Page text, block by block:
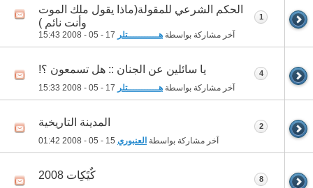
الحكم الشرعي للمقولة(ماذا يقول ملك الموت
وأنت نائم )
آخر مشاركة بواسطة هـــــــــــتلر 15:43
1
يا سائلين عن الجنان :: هل تسمعون ؟!
آخر مشاركة بواسطة هـــــــــــتلر 15:33
4
المدينة التاريخية
آخر مشاركة بواسطة العنبوري 01:42
2
كٌيًكِات 2008 8